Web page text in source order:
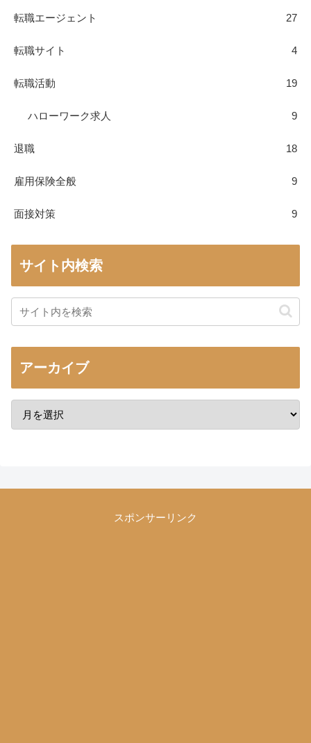
転職エージェント 27
転職サイト 4
転職活動 19
ハローワーク求人 9
退職 18
雇用保険全般 9
面接対策 9
サイト内検索
アーカイブ
スポンサーリンク